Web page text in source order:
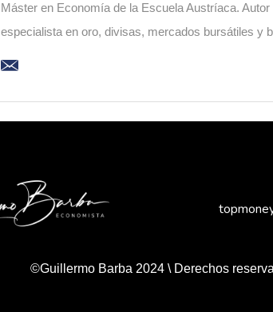
Máster en Economía de la Escuela Austríaca.
especialista en oro, divisas, mercados bursátiles y
©Guillermo Barba 2024 \ Derechos